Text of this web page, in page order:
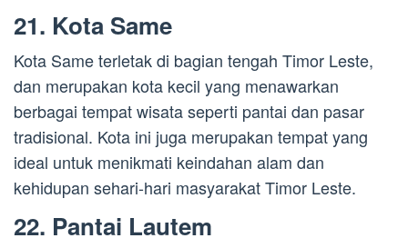
21. Kota Same
Kota Same terletak di bagian tengah Timor Leste,
dan merupakan kota kecil yang menawarkan
berbagai tempat wisata seperti pantai dan pasar
tradisional. Kota ini juga merupakan tempat yang
ideal untuk menikmati keindahan alam dan
kehidupan sehari-hari masyarakat Timor Leste.
22. Pantai Lautem